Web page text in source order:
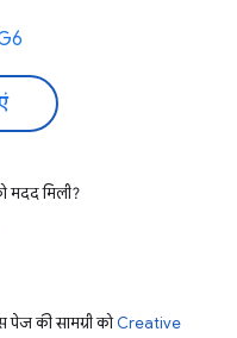
मदद मिली?
की सामग्री कोCreative